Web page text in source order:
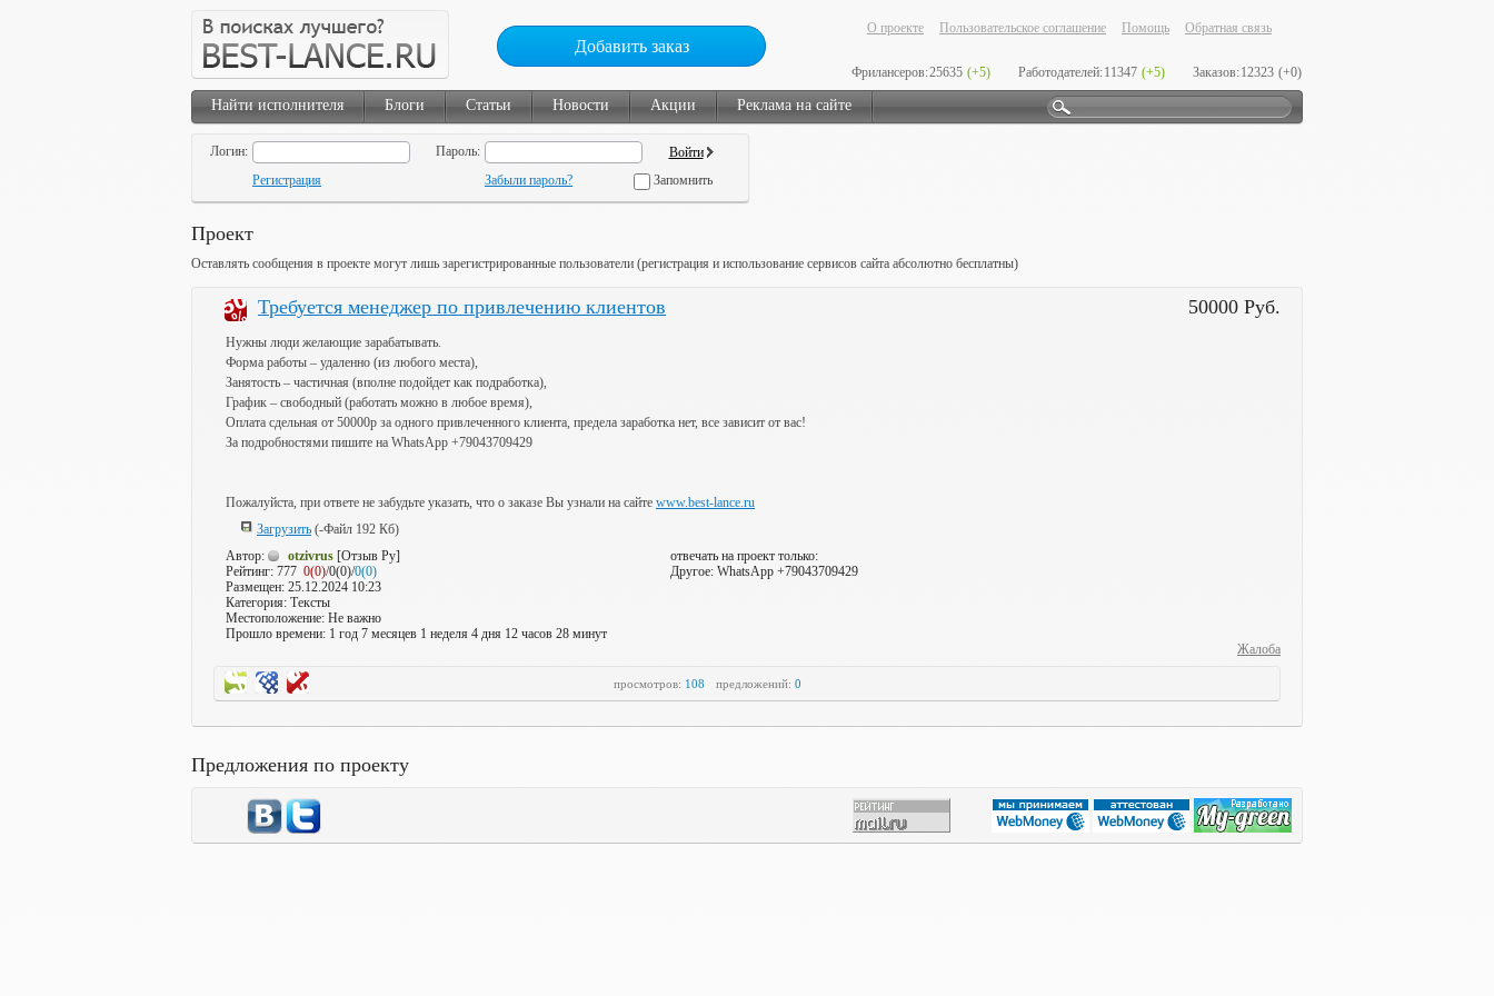
Добавить заказ
О проекте Пользовательское соглашение Помощь Обратная связь
Фрилансеров:25635 (+5) Работодателей:11347 (+5) Заказов:12323 (+0)
Найти исполнителя Блоги Статьи Новости Акции Реклама на сайте
Логин:
Пароль:
Регистрация
Забыли пароль? Запомнить
Проект
Оставлять сообщения в проекте могут лишь зарегистрированные пользователи (регистрация и использование сервисов сайта абсолютно бесплатны)
Требуется менеджер по привлечению клиентов 50000 Руб.
Нужны люди желающие зарабатывать.
Форма работы – удаленно (из любого места),
Занятость – частичная (вполне подойдет как подработка),
График – свободный (работать можно в любое время),
Оплата сдельная от 50000р за одного привлеченного клиента, предела заработка нет, все зависит от вас!
За подробностями пишите на WhatsApp +79043709429
Пожалуйста, при ответе не забудьте указать, что о заказе Вы узнали на сайте www.best-lance.ru
Загрузить (-Файл 192 Кб)
Автор:
otzivrus [Отзыв Ру]
Рейтинг: 777 0(0)/0(0)/0(0)
Размещен: 25.12.2024 10:23
Категория: Тексты
Местоположение: Не важно
Прошло времени: 1 год 7 месяцев 1 неделя 4 дня 12 часов 28 минут
отвечать на проект только:
Другое: WhatsApp +79043709429
Жалоба
просмотров: 108 предложений: 0
Предложения по проекту